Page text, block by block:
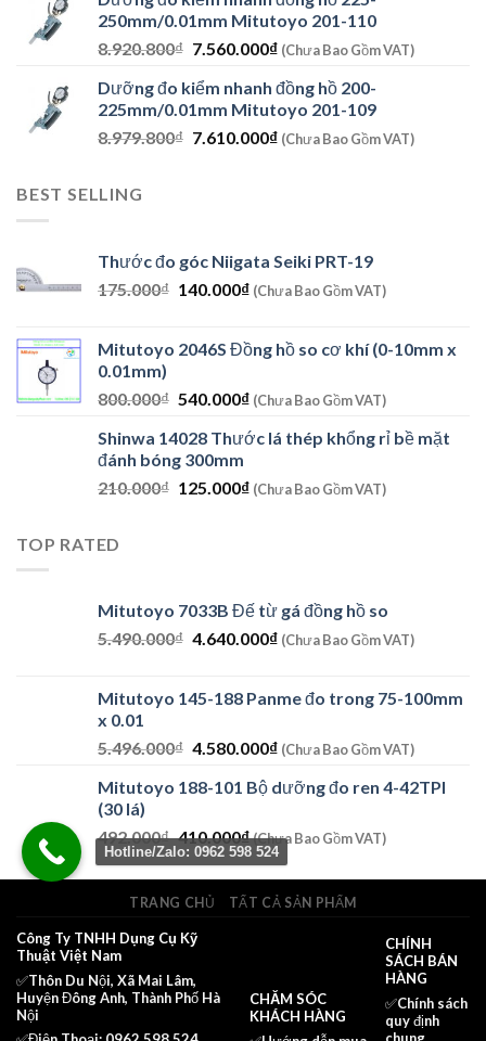
11.717.400₫.
là:
9.930.000₫.
250mm/0.01mm Mitutoyo 201-110
8.920.800₫ Giá
là:
8.920.800₫.
7.560.000₫Giá
tại
là:
7.560.000₫.
(Chưa Bao Gồm VAT)
Dưỡng đo kiểm nhanh đồng hồ 200-
225mm/0.01mm Mitutoyo 201-109
8.979.800₫ Giá
7.610.000₫Giá
(Chưa Bao Gồm VAT)
BEST SELLING
Thước đo góc Niigata Seiki PRT-19
175.000₫ Giá
175.000₫.
140.000₫Giá
là:
(Chưa Bao Gồm VAT)
Mitutoyo 2046S Đồng hồ so cơ khí (0-10mm x
0.01mm)
800.000₫ Giá
là:
800.000₫.
540.000₫Giá
tại
540.000₫.
(Chưa Bao Gồm VAT)
Shinwa 14028 Thước lá thép khổng rỉ bề mặt
đánh bóng 300mm
210.000₫ Giá
125.000₫Giá
(Chưa Bao Gồm VAT)
TOP RATED
Mitutoyo 7033B Đế từ gá đồng hồ so
5.490.000₫ Giá
5.490.000₫.
4.640.000₫Giá
là:
(Chưa Bao Gồm VAT)
Mitutoyo 145-188 Panme đo trong 75-100mm
x 0.01
5.496.000₫ Giá
là:
4.580.000₫Giá
tại
4.580.000₫.
(Chưa Bao Gồm VAT)
Mitutoyo 188-101 Bộ dưỡng đo ren 4-42TPI
(30 lá)
492.000₫ Giá
gốc
là:
492.000₫.
410.000₫Giá
hiện
tại
là:
(Chưa Bao Gồm VAT)
TRANG CHỦ TẤT CẢ SẢN PHẨM
Công Ty TNHH Dụng Cụ Kỹ
Thuật Việt Nam
✅Thôn Du Nội, Xã Mai Lâm,
Huyện Đông Anh, Thành Phố Hà
Nội
CHĂM SÓC
KHÁCH HÀNG
CHÍNH
SÁCH BÁN
HÀNG
✅Chính sách
quy định
chung
Hotline/Zalo: 0962 598 524